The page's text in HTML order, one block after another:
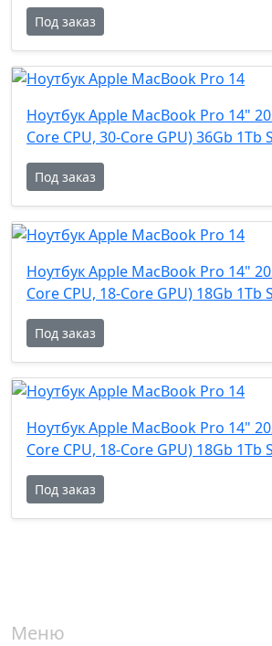
Под заказ
Ноутбук Apple MacBook Pro 14"
Core CPU, 30-Core GPU) 36Gb 1Tb
Под заказ
Ноутбук Apple MacBook Pro 14"
Core CPU, 18-Core GPU) 18Gb 1Tb
Под заказ
Ноутбук Apple MacBook Pro 14"
Core CPU, 18-Core GPU) 18Gb 1Tb
Под заказ
Меню